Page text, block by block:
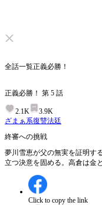
全話一覧正義必勝！
正義必勝！ 第 5 話
2.1K
3.9K
ざまぁ系復讐法廷
終審への挑戦
夢川雪恵が父の無実を証明す
立つ決意を固める。高倉は金
乗り越えて、父の無罪を証明
Click to copy the link